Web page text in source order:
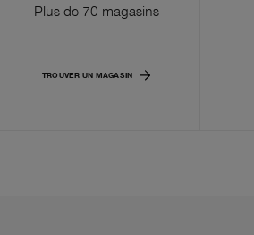
Plus de 70 magasins
TROUVER UN MAGASIN